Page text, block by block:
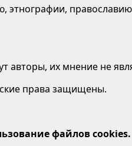
этнографии,
авторы, их мнение не
права защищены.
файлов cookies.